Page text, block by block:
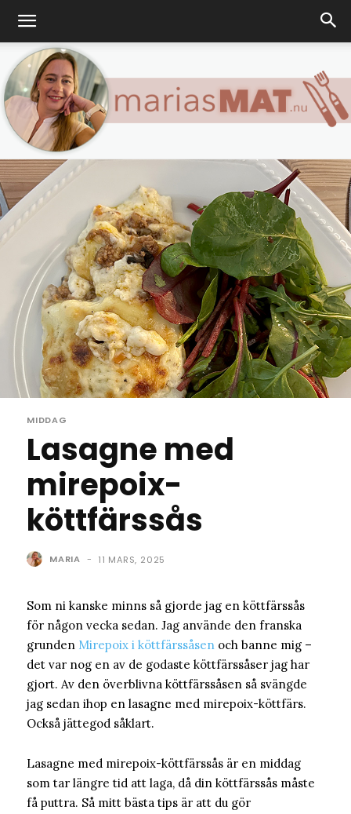
matblogg
MIDDAG
Lasagne med
mirepoix-
köttfärssås
MARIA - 11 MARS, 2025
Som ni kanske minns så gjorde jag en köttfärssås
för någon vecka sedan. Jag använde den franska
grunden Mirepoix i köttfärssåsen och banne mig –
det var nog en av de godaste köttfärssåser jag har
gjort. Av den överblivna köttfärssåsen så svängde
jag sedan ihop en lasagne med mirepoix-köttfärs.
Också jättegod såklart.
Lasagne med mirepoix-köttfärssås är en middag
som tar längre tid att laga, då din köttfärssås måste
få puttra. Så mitt bästa tips är att du gör